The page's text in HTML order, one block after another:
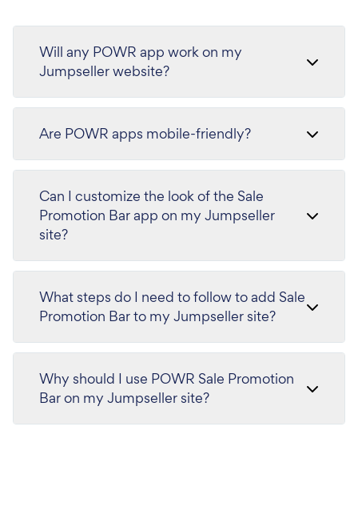
Will any POWR app work on my
Jumpseller website?
Are POWR apps mobile-friendly?
Can I customize the look of the Sale
Promotion Bar app on my Jumpseller
site?
What steps do I need to follow to add Sale
Promotion Bar to my Jumpseller site?
Why should I use POWR Sale Promotion
Bar on my Jumpseller site?